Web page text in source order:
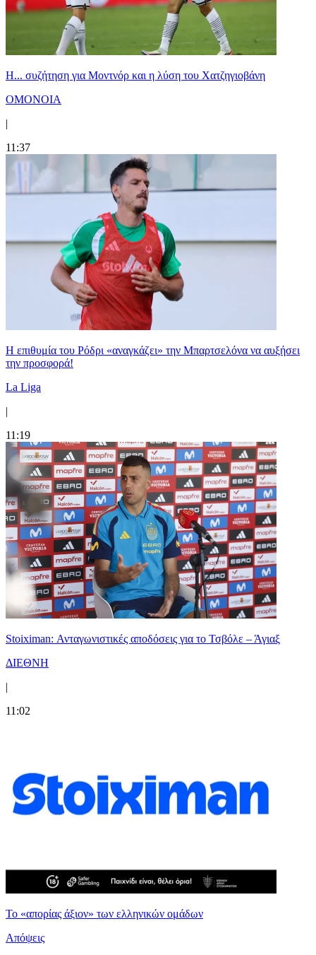
Η... συζήτηση για Μοντνόρ και η λύση του Χατζηγιοβάνη
ΟΜΟΝΟΙΑ
|
11:37
Η επιθυμία του Ρόδρι «αναγκάζει» την Μπαρτσελόνα να αυξήσει
την προσφορά!
La Liga
|
11:19
Stoiximan: Ανταγωνιστικές αποδόσεις για το Τσβόλε – Άγιαξ
ΔΙΕΘΝΗ
|
11:02
Το «απορίας άξιον» των ελληνικών ομάδων
Απόψεις